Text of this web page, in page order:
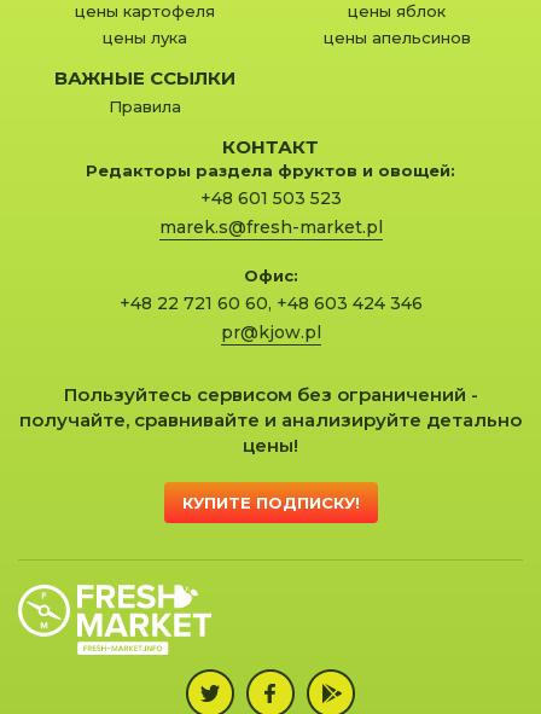
цены картофеля
цены лука
цены яблок
цены апельсинов
ВАЖНЫЕ ССЫЛКИ
Правила
КОНТАКТ
Редакторы раздела фруктов и овощей:
+48 601 503 523
marek.s@fresh-market.pl
Офис:
+48 22 721 60 60, +48 603 424 346
pr@kjow.pl
Пользуйтесь сервисом без ограничений -
получайте, сравнивайте и анализируйте детально
цены!
КУПИТЕ ПОДПИСКУ!